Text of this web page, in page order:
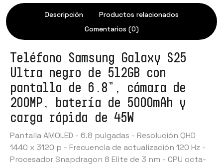
Descripción
Productos relacionados
Comentarios (0)
Teléfono Samsung Galaxy S25
Ultra negro de 512GB con
pantalla de 6.8”, cámara de
200MP, batería de 5000mAh y
carga rápida de 45W
Pantalla AMOLED - 6.8 pulgadas - Resolución QHD
1440 x 3120 p - Frecuencia de actualización 120 Hz -
Procesador Snapdragon 8 Elite de 3 nm - CPU octa-